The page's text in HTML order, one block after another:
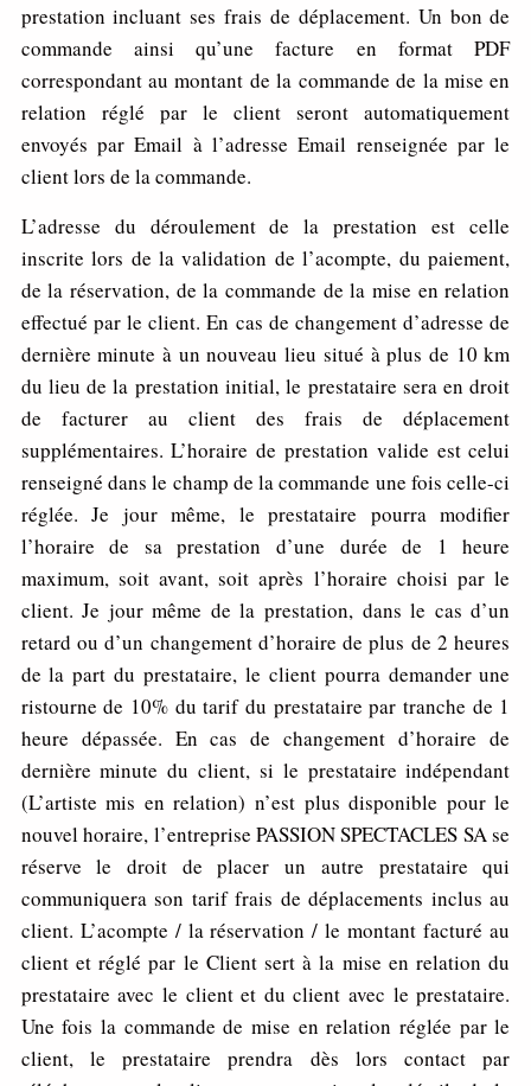
prestation incluant ses frais de déplacement. Un bon de
commande ainsi qu’une facture en format PDF
correspondant au montant de la commande de la mise en
relation réglé par le client seront automatiquement
envoyés par Email à l’adresse Email renseignée par le
client lors de la commande.
L’adresse du déroulement de la prestation est celle
inscrite lors de la validation de l’acompte, du paiement,
de la réservation, de la commande de la mise en relation
effectué par le client. En cas de changement d’adresse de
dernière minute à un nouveau lieu situé à plus de 10 km
du lieu de la prestation initial, le prestataire sera en droit
de facturer au client des frais de déplacement
supplémentaires. L’horaire de prestation valide est celui
renseigné dans le champ de la commande une fois celle-ci
réglée. Je jour même, le prestataire pourra modifier
l’horaire de sa prestation d’une durée de 1 heure
maximum, soit avant, soit après l’horaire choisi par le
client. Je jour même de la prestation, dans le cas d’un
retard ou d’un changement d’horaire de plus de 2 heures
de la part du prestataire, le client pourra demander une
ristourne de 10% du tarif du prestataire par tranche de 1
heure dépassée. En cas de changement d’horaire de
dernière minute du client, si le prestataire indépendant
(L’artiste mis en relation) n’est plus disponible pour le
nouvel horaire, l’entreprise PASSION SPECTACLES SA se
réserve le droit de placer un autre prestataire qui
communiquera son tarif frais de déplacements inclus au
client. L’acompte / la réservation / le montant facturé au
client et réglé par le Client sert à la mise en relation du
prestataire avec le client et du client avec le prestataire.
Une fois la commande de mise en relation réglée par le
client, le prestataire prendra dès lors contact par